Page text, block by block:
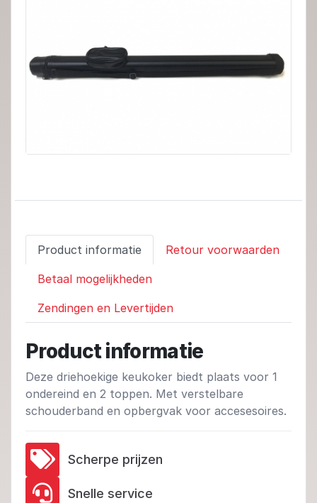
Product informatie Retour voorwaarden
Betaal mogelijkheden
Zendingen en Levertijden
Product informatie
Deze driehoekige keukoker biedt plaats voor 1
ondereind en 2 toppen. Met verstelbare
schouderband en opbergvak voor accesesoires.
Scherpe prijzen
Snelle service